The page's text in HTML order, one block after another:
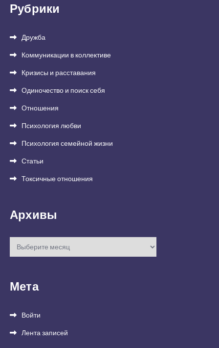
Рубрики
Дружба
Коммуникации в коллективе
Кризисы и расставания
Одиночество и поиск себя
Отношения
Психология любви
Психология семейной жизни
Статьи
Токсичные отношения
Архивы
Архивы
Мета
Войти
Лента записей